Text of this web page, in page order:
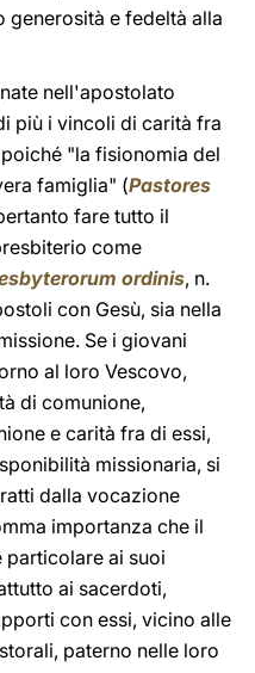
generosità e fedeltà alla
nell'apostolato
più i vincoli di carità fra
"la fisionomia del
famiglia" (Pastores
fare tutto il
come
ordinis, n.
con Gesù, sia nella
Se i giovani
al loro Vescovo,
di comunione,
e carità fra di essi,
missionaria, si
dalla vocazione
importanza che il
ai suoi
ai sacerdoti,
con essi, vicino alle
paterno nelle loro